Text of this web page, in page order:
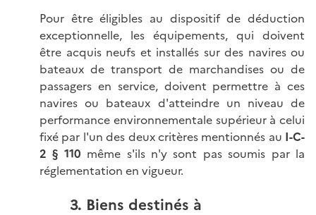
Pour être éligibles au dispositif de déduction
exceptionnelle, les équipements, qui doivent
être acquis neufs et installés sur des navires ou
bateaux de transport de marchandises ou de
passagers en service, doivent permettre à ces
navires ou bateaux d'atteindre un niveau de
performance environnementale supérieur à celui
fixé par l'un des deux critères mentionnés au I-C-
2 § 110 même s'ils n'y sont pas soumis par la
réglementation en vigueur.
3. Biens destinés à